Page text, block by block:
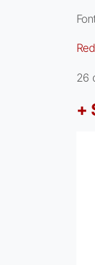
26
+